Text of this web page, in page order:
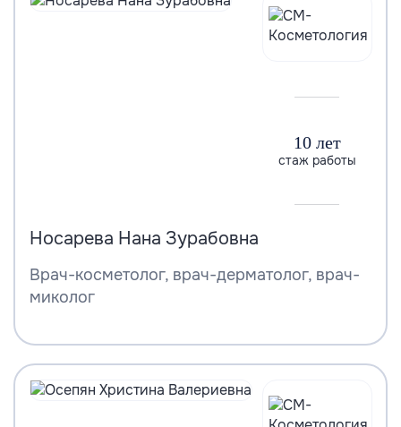
10 лет
стаж работы
Носарева Нана Зурабовна
Врач-косметолог, врач-дерматолог, врач-
миколог